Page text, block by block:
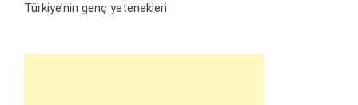
Türkiye’nin genç yetenekleri